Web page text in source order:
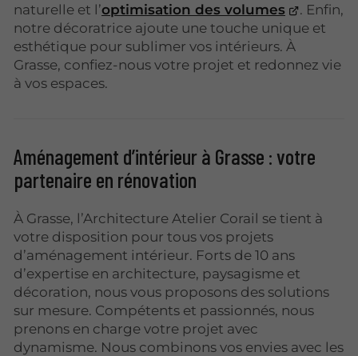
naturelle et l’optimisation des volumes
. Enfin,
notre décoratrice ajoute une touche unique et
esthétique pour sublimer vos intérieurs. À
Grasse, confiez-nous votre projet et redonnez vie
à vos espaces.
Aménagement d’intérieur à Grasse : votre
partenaire en rénovation
À Grasse, l’Architecture Atelier Corail se tient à
votre disposition pour tous vos projets
d’aménagement intérieur. Forts de 10 ans
d’expertise en architecture, paysagisme et
décoration, nous vous proposons des solutions
sur mesure. Compétents et passionnés, nous
prenons en charge votre projet avec
dynamisme. Nous combinons vos envies avec les